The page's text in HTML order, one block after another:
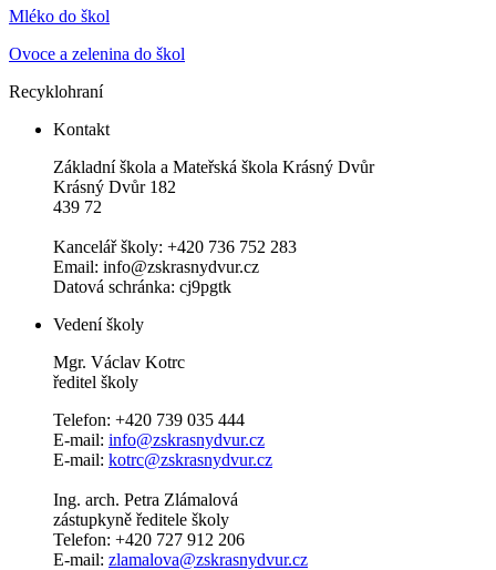
Mléko do škol
Ovoce a zelenina do škol
Recyklohraní
Kontakt
Základní škola a Mateřská škola Krásný Dvůr
Krásný Dvůr 182
439 72
Kancelář školy: +420 736 752 283
Email: info@zskrasnydvur.cz
Datová schránka: cj9pgtk
Vedení školy
Mgr. Václav Kotrc
ředitel školy
Telefon: +420 739 035 444
E-mail: info@zskrasnydvur.cz
E-mail: kotrc@zskrasnydvur.cz
Ing. arch. Petra Zlámalová
zástupkyně ředitele školy
Telefon: +420 727 912 206
E-mail: zlamalova@zskrasnydvur.cz